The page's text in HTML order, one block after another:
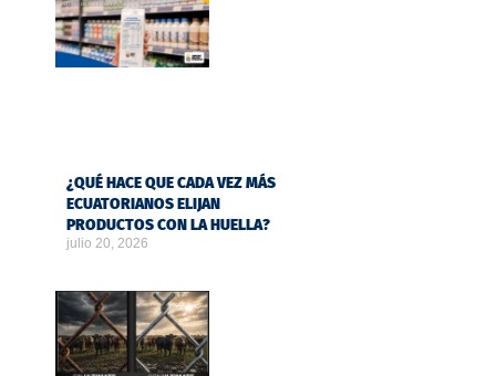
¿QUÉ HACE QUE CADA VEZ MÁS
ECUATORIANOS ELIJAN
PRODUCTOS CON LA HUELLA?
julio 20, 2026